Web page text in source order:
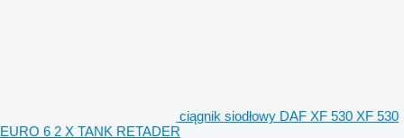
ciągnik siodłowy DAF XF 530 XF 530
EURO 6 2 X TANK RETADER